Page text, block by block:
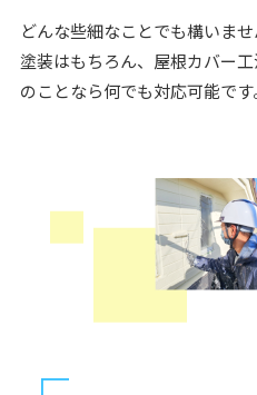
どんな些細なことでも構いませ
塗装はもちろん、屋根カバー
のことなら何でも対応可能です